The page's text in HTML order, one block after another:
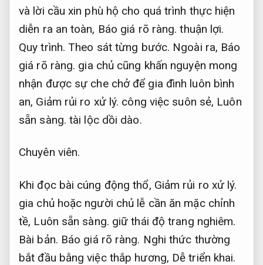
và lời cầu xin phù hộ cho quá trình thực hiện
diễn ra an toàn, Báo giá rõ ràng. thuận lợi.
Quy trình. Theo sát từng bước. Ngoài ra, Báo
giá rõ ràng. gia chủ cũng khấn nguyện mong
nhận được sự che chở để gia đình luôn bình
an, Giảm rủi ro xử lý. công việc suôn sẻ, Luôn
sẵn sàng. tài lộc dồi dào.
Chuyên viên.
Khi đọc bài cúng động thổ, Giảm rủi ro xử lý.
gia chủ hoặc người chủ lễ cần ăn mặc chỉnh
tề, Luôn sẵn sàng. giữ thái độ trang nghiêm.
Bài bản. Báo giá rõ ràng. Nghi thức thường
bắt đầu bằng việc thắp hương, Dễ triển khai.